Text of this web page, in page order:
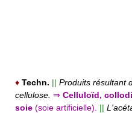
♦ Techn. || Produits résultant
cellulose. ⇒ Celluloïd,
soie (soie artificielle). ||